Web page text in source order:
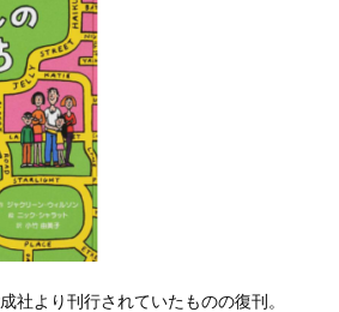
より刊行されていたものの復刊。